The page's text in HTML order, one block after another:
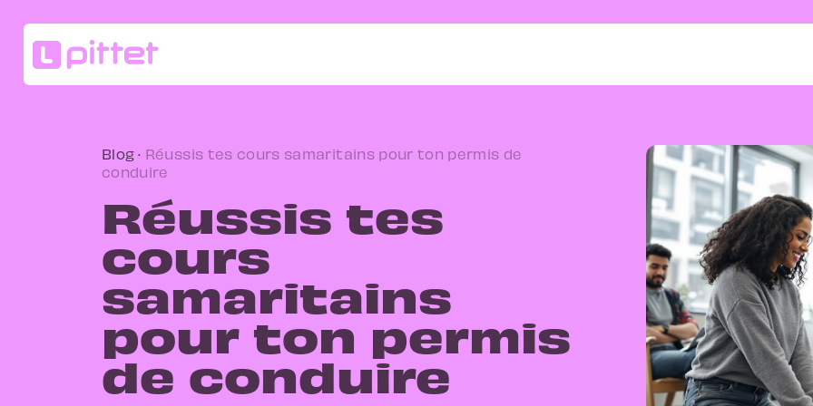
Blog · Réussis tes cours samaritains pour ton permis de
conduire
Réussis tes
cours
samaritains
pour ton permis
de conduire